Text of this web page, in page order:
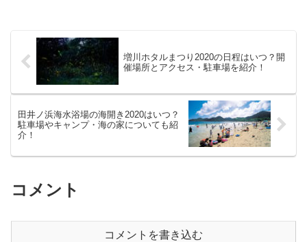
増川ホタルまつり2020の日程はいつ？開
催場所とアクセス・駐車場を紹介！
田井ノ浜海水浴場の海開き2020はいつ？
駐車場やキャンプ・海の家についても紹
介！
コメント
コメントを書き込む